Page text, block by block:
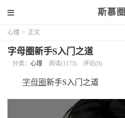
斯慕圈
心理 > 正文
字母圈新手S入门之道
分类： 心理 阅读(1173) 评论(0)
字母圈新手S入门之道